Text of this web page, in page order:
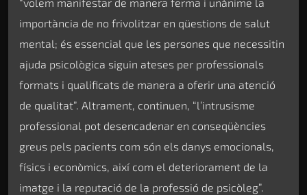
“volem manifestar de manera ferma i unànime la
importància de no frivolitzar en qüestions de salut
mental; és essencial que les persones que necessitin
ajuda psicològica siguin ateses per professionals
formats i qualificats de manera a oferir una atenció
de qualitat”. Altrament, continuen, “l’intrusisme
professional pot desencadenar en conseqüències
greus pels pacients com són els danys emocionals,
físics i econòmics, així com el deteriorament de la
imatge i la reputació de la professió de psicòleg”.